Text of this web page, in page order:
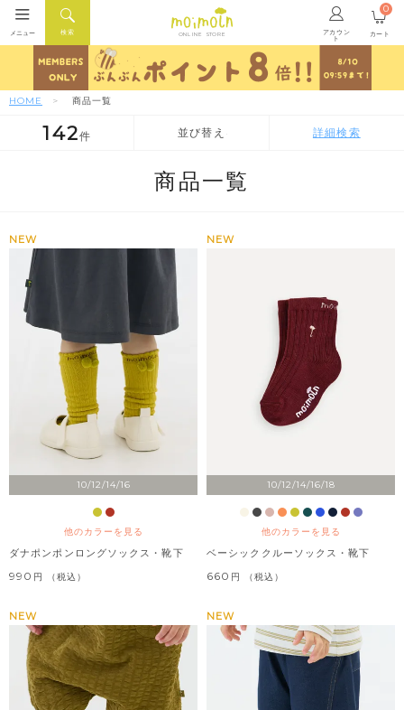
ONLINE STORE アカウン
ト
検索
メニュー カート
0
HOME 商品一覧
並び替え
新着順
価格が安い順
142件 詳細検索
商品一覧
10/12/14/16
他のカラーを見る
NEW
ダナポンポンロングソックス・靴下
990 税込
10/12/14/16/18
他のカラーを見る
NEW
ベーシッククルーソックス・靴下
660 税込
NEW NEW